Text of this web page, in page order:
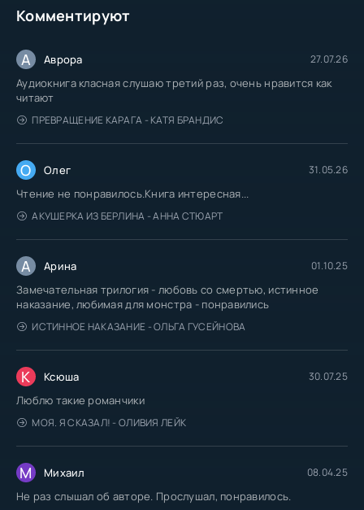
Комментируют
А Аврора 27.07.26
Аудиокнига класная слушаю третий раз, очень нравится как
читают
ПРЕВРАЩЕНИЕ КАРАГА - КАТЯ БРАНДИС
О Олег 31.05.26
Чтение не понравилось.Книга интересная...
АКУШЕРКА ИЗ БЕРЛИНА - АННА СТЮАРТ
А Арина 01.10.25
Замечательная трилогия - любовь со смертью, истинное
наказание, любимая для монстра - понравились
ИСТИННОЕ НАКАЗАНИЕ - ОЛЬГА ГУСЕЙНОВА
К Ксюша 30.07.25
Люблю такие романчики
МОЯ. Я СКАЗАЛ! - ОЛИВИЯ ЛЕЙК
М Михаил 08.04.25
Не раз слышал об авторе. Прослушал, понравилось.